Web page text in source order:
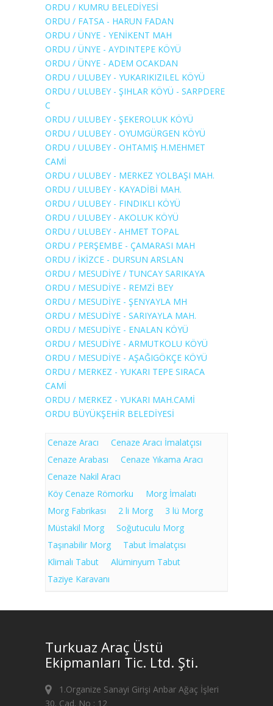
ORDU / KUMRU BELEDİYESİ
ORDU / FATSA - HARUN FADAN
ORDU / ÜNYE - YENİKENT MAH
ORDU / ÜNYE - AYDINTEPE KÖYÜ
ORDU / ÜNYE - ADEM OCAKDAN
ORDU / ULUBEY - YUKARIKIZILEL KÖYÜ
ORDU / ULUBEY - ŞIHLAR KÖYÜ - SARPDERE
C
ORDU / ULUBEY - ŞEKEROLUK KÖYÜ
ORDU / ULUBEY - OYUMGÜRGEN KÖYÜ
ORDU / ULUBEY - OHTAMIŞ H.MEHMET
CAMİ
ORDU / ULUBEY - MERKEZ YOLBAŞI MAH.
ORDU / ULUBEY - KAYADİBİ MAH.
ORDU / ULUBEY - FINDIKLI KÖYÜ
ORDU / ULUBEY - AKOLUK KÖYÜ
ORDU / ULUBEY - AHMET TOPAL
ORDU / PERŞEMBE - ÇAMARASI MAH
ORDU / İKİZCE - DURSUN ARSLAN
ORDU / MESUDİYE / TUNCAY SARIKAYA
ORDU / MESUDİYE - REMZİ BEY
ORDU / MESUDİYE - ŞENYAYLA MH
ORDU / MESUDİYE - SARIYAYLA MAH.
ORDU / MESUDİYE - ENALAN KÖYÜ
ORDU / MESUDİYE - ARMUTKOLU KÖYÜ
ORDU / MESUDİYE - AŞAĞIGÖKÇE KÖYÜ
ORDU / MERKEZ - YUKARI TEPE SIRACA
CAMİ
ORDU / MERKEZ - YUKARI MAH.CAMİ
ORDU BÜYÜKŞEHİR BELEDİYESİ
Cenaze Aracı
Cenaze Aracı İmalatçısı
Cenaze Arabası
Cenaze Yıkama Aracı
Cenaze Nakil Aracı
Köy Cenaze Römorku
Morg İmalatı
Morg Fabrikası
2 li Morg
3 lü Morg
Müstakil Morg
Soğutuculu Morg
Taşınabilir Morg
Tabut İmalatçısı
Klimalı Tabut
Alüminyum Tabut
Taziye Karavanı
Turkuaz Araç Üstü
Ekipmanları Tic. Ltd. Şti.
1.Organize Sanayi Girişi Anbar Ağaç İşleri
30. Cad. No : 12